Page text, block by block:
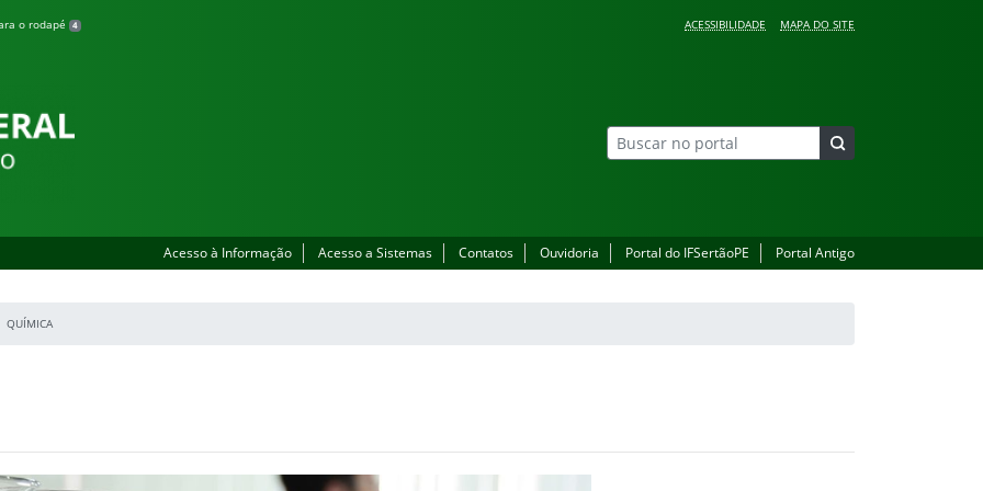
o rodapé 4 ACESSIBILIDADE MAPA DO SITE
Acesso à Informação Acesso a Sistemas Contatos Ouvidoria Portal do IFSertãoPE Portal Antigo
QUÍMICA